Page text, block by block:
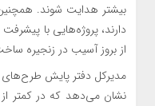
بیشتر هدایت شوند.
دارند، پروژه‌هایی با
از بروز آسیب در زنجیره
مدیرکل دفتر پایش
نشان می‌دهد که در کمتر